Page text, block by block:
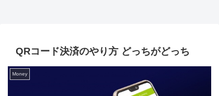
QRコード決済のやり方 どっちがどっち
Money